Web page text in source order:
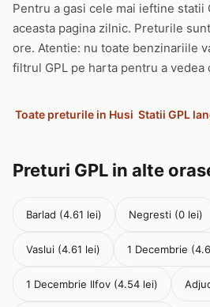
Pentru a gasi cele mai ieftine statii
aceasta pagina zilnic. Preturile
ore. Atentie: nu toate benzinariile
filtrul GPL pe harta pentru a
Toate preturile in Husi Statii GPL
Preturi GPL in alte
Barlad (4.61 lei) Negresti (0 lei)
Vaslui (4.61 lei) 1 Decembrie
1 Decembrie Ilfov (4.54 lei)